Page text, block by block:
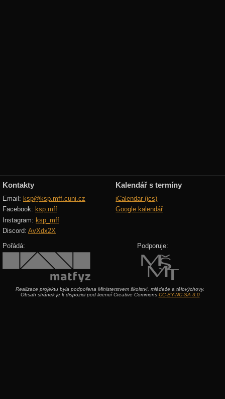
Kontakty
Email: ksp@ksp.mff.cuni.cz
Facebook: ksp.mff
Instagram: ksp_mff
Discord: AvXdx2X
Kalendář s termíny
iCalendar (ics)
Google kalendář
Pořádá: Podporuje:
Realizace projektu byla podpořena Ministerstvem školství, mládeže a tělovýchovy.
Obsah stránek je k dispozici pod licencí Creative Commons CC-BY-NC-SA 3.0